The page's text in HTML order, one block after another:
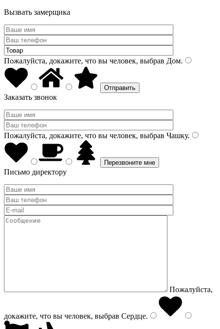
Вызвать замерщика
Пожалуйста, докажите, что вы человек, выбрав Дом.
Заказать звонок
Пожалуйста, докажите, что вы человек, выбрав Чашку.
Письмо директору
Пожалуйста,
докажите, что вы человек, выбрав Сердце.